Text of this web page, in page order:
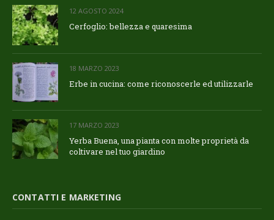
12 AGOSTO 2024
Cerfoglio: bellezza e quaresima
18 MARZO 2023
Erbe in cucina: come riconoscerle ed utilizzarle
17 MARZO 2023
Yerba Buena, una pianta con molte proprietà da
coltivare nel tuo giardino
CONTATTI E MARKETING